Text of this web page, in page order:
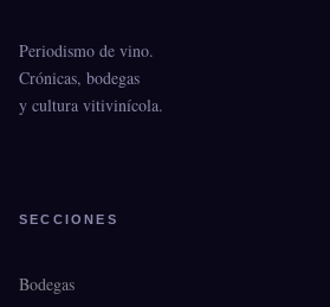
Periodismo de vino.
Crónicas, bodegas
y cultura vitivinícola.
SECCIONES
Bodegas